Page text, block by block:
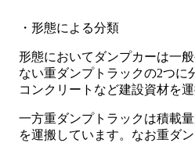
・形態による分類
形態においてダンプカーは一
ない重ダンプトラックの2つ
コンクリートなど建設資材を
一方重ダンプトラックは積載
を運搬しています。なお重ダ